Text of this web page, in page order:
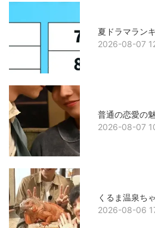
夏ドラマラン
2026-08-07
普通の恋愛の
2026-08-07
くるま温泉ち
2026-08-06